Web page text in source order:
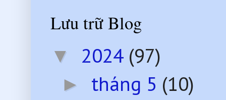
Lưu trữ Blog
▼ 2024 (97)
► tháng 5 (10)